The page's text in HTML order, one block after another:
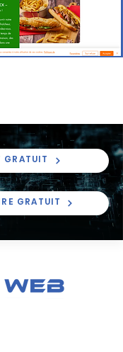
GRATUIT
GRATUIT